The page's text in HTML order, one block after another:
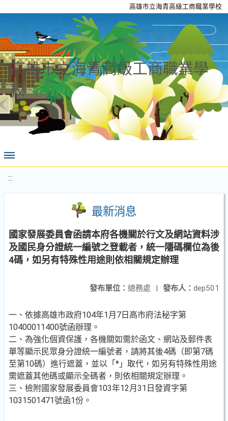
高雄市立海青高級工商職業學校
高雄市立海青高級工商職業學
校
:::
最新消息
國家發展委員會函請本府各機關於行文及網站資料涉
及國民身分證統一編號之登載者，統一隱碼欄位為後
4碼，如另有特殊性用途則依相關規定辦理
發布人： dep501
發布單位： 總務處 |
一、依據高雄市政府104年1月7日高市府法秘字第
10400011400號函辦理。
二、為強化個資保護，各機關如需於函文、網站及郵件表
單等顯示民眾身分證統一編號者，請將其後4碼（即第7碼
至第10碼）進行遮蓋，並以「*」取代，如另有特殊性用途
需遮蓋其他碼或顯示全碼者，則依相關規定辦理。
三、檢附國家發展委員會103年12月31日發資字第
1031501471號函1份。